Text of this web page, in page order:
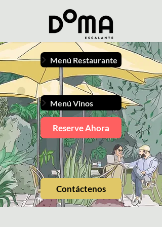
Menú Restaurante
Menú Vinos
Reserve Ahora
Contáctenos